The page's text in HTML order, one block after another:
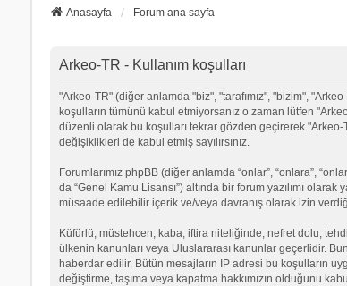
Anasayfa Forum ana sayfa
Arkeo-TR - Kullanım koşulları
"Arkeo-TR" (diğer anlamda "biz", "tarafımız", "bizim",
koşulların tümünü kabul etmiyorsanız o zaman lütfen
düzenli olarak bu koşulları tekrar gözden geçirerek
değişiklikleri de kabul etmiş sayılırsınız.
Forumlarımız phpBB (diğer anlamda “onlar”, “onlara”,
da “Genel Kamu Lisansı”) altında bir forum yazılımı olarak
müsaade edilebilir içerik ve/veya davranış olarak izin
Küfürlü, müstehcen, kaba, iftira niteliğinde, nefret dolu,
ülkenin kanunları veya Uluslararası kanunlar geçerlidir.
haberdar edilir. Bütün mesajların IP adresi bu koşulların
değiştirme, taşıma veya kapatma hakkımızın olduğunu